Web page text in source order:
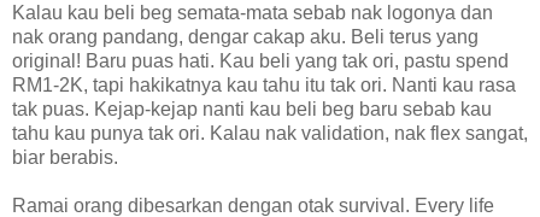
Kalau kau beli beg semata-mata sebab nak logonya dan
nak orang pandang, dengar cakap aku. Beli terus yang
original! Baru puas hati. Kau beli yang tak ori, pastu spend
RM1-2K, tapi hakikatnya kau tahu itu tak ori. Nanti kau rasa
tak puas. Kejap-kejap nanti kau beli beg baru sebab kau
tahu kau punya tak ori. Kalau nak validation, nak flex sangat,
biar berabis.
Ramai orang dibesarkan dengan otak survival. Every life